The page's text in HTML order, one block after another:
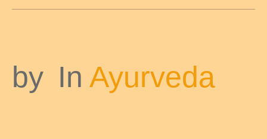
by In Ayurveda